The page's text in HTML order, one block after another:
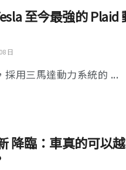
至今最強的 Plaid
日
採用三馬達動力系統的 ...
降臨：車真的可以